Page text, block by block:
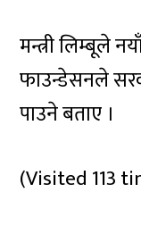
मन्त्री लिम्बूले
फाउन्डेसनले
पाउने बताए ।
(Visited 113